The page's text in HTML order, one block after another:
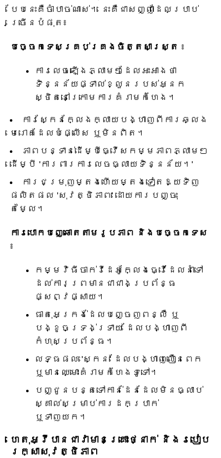
បែបនេះគឺចាំបាច់ណាស់។ នេះគឺជាសញ្ញាដែលប្រាប់
ច្រើនបំផុត៖
បច្ចេកទេសគ្រប់គ្រងចិត្តសាស្ត្រ ៖
ការលេចឡើងភ្លាមៗដែលអះអាងថា
ទិន្នន័យផ្ទាល់ខ្លួនរបស់អ្នក
ស្ថិតនៅក្រោមការគំរាមកំហែង។
ការស្កែនក្លែងក្លាយបង្ហាញពីការឆ្លង
មេរោគដែលបំផ្លើស ឬមិនពិត។
ភាពបន្ទាន់ដើម្បីធ្វើសកម្មភាពភ្លាមៗ
ដើម្បី 'ការពារការលេចធ្លាយទិន្នន័យ។'
ការជម្រុញម្តងហើយម្តងទៀតឱ្យទិញ
ផលិតផល 'សុវត្ថិភាព' ដោយការបញ្ចុះ
តម្លៃ។
ការបោកបញ្ឆោតតាមរូបភាព និងបច្ចេកទេស
៖
កម្មវិធីចាក់វីដេអូក្លែងធ្វើដែលនាំទៅ
ដល់ការព្រមានជាជាងប្រព័ន្ធ
ផ្សព្វផ្សាយ។
ធាតុអេក្រង់ដែលបញ្ចេញពន្លឺ ឬ
បង្ខូចទ្រង់ទ្រាយ ដែលបង្ហាញពី
កំហុសប្រព័ន្ធ។
លទ្ធផល 'ស្កេន' ដែលបង្ហាញលឿនពេក
ឬមានឈ្មោះគំរាមកំហែងទូទៅ។
បញ្ជូនបន្តទៅកាន់ដែនដែលមិនធ្លាប់
ស្គាល់សម្រាប់ការដកប្រាក់
ឬទាញយក។
ហេតុអ្វីបានជាវាមានគ្រោះថ្នាក់ និងរបៀប
រក្សាសុវត្ថិភាព